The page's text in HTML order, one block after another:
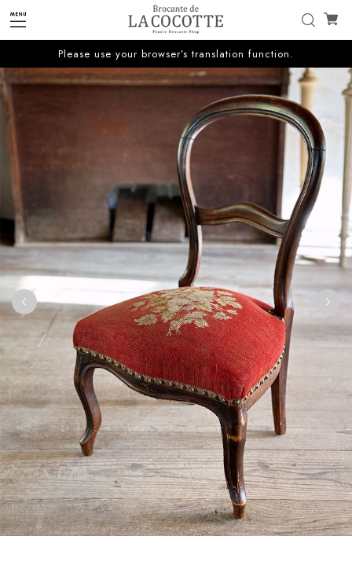
Please use your browser’s translation function.